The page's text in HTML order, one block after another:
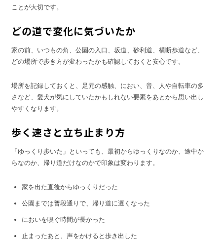
ことが大切です。
どの道で変化に気づいたか
家の前、いつもの角、公園の入口、坂道、砂利道、横断歩道など、
どの場所で歩き方が変わったかも確認しておくと安心です。
場所を記録しておくと、足元の感触、におい、音、人や自転車の多
さなど、愛犬が気にしていたかもしれない要素をあとから思い出し
やすくなります。
歩く速さと立ち止まり方
「ゆっくり歩いた」といっても、最初からゆっくりなのか、途中か
らなのか、帰り道だけなのかで印象は変わります。
家を出た直後からゆっくりだった
公園までは普段通りで、帰り道に遅くなった
においを嗅ぐ時間が長かった
止まったあと、声をかけると歩き出した